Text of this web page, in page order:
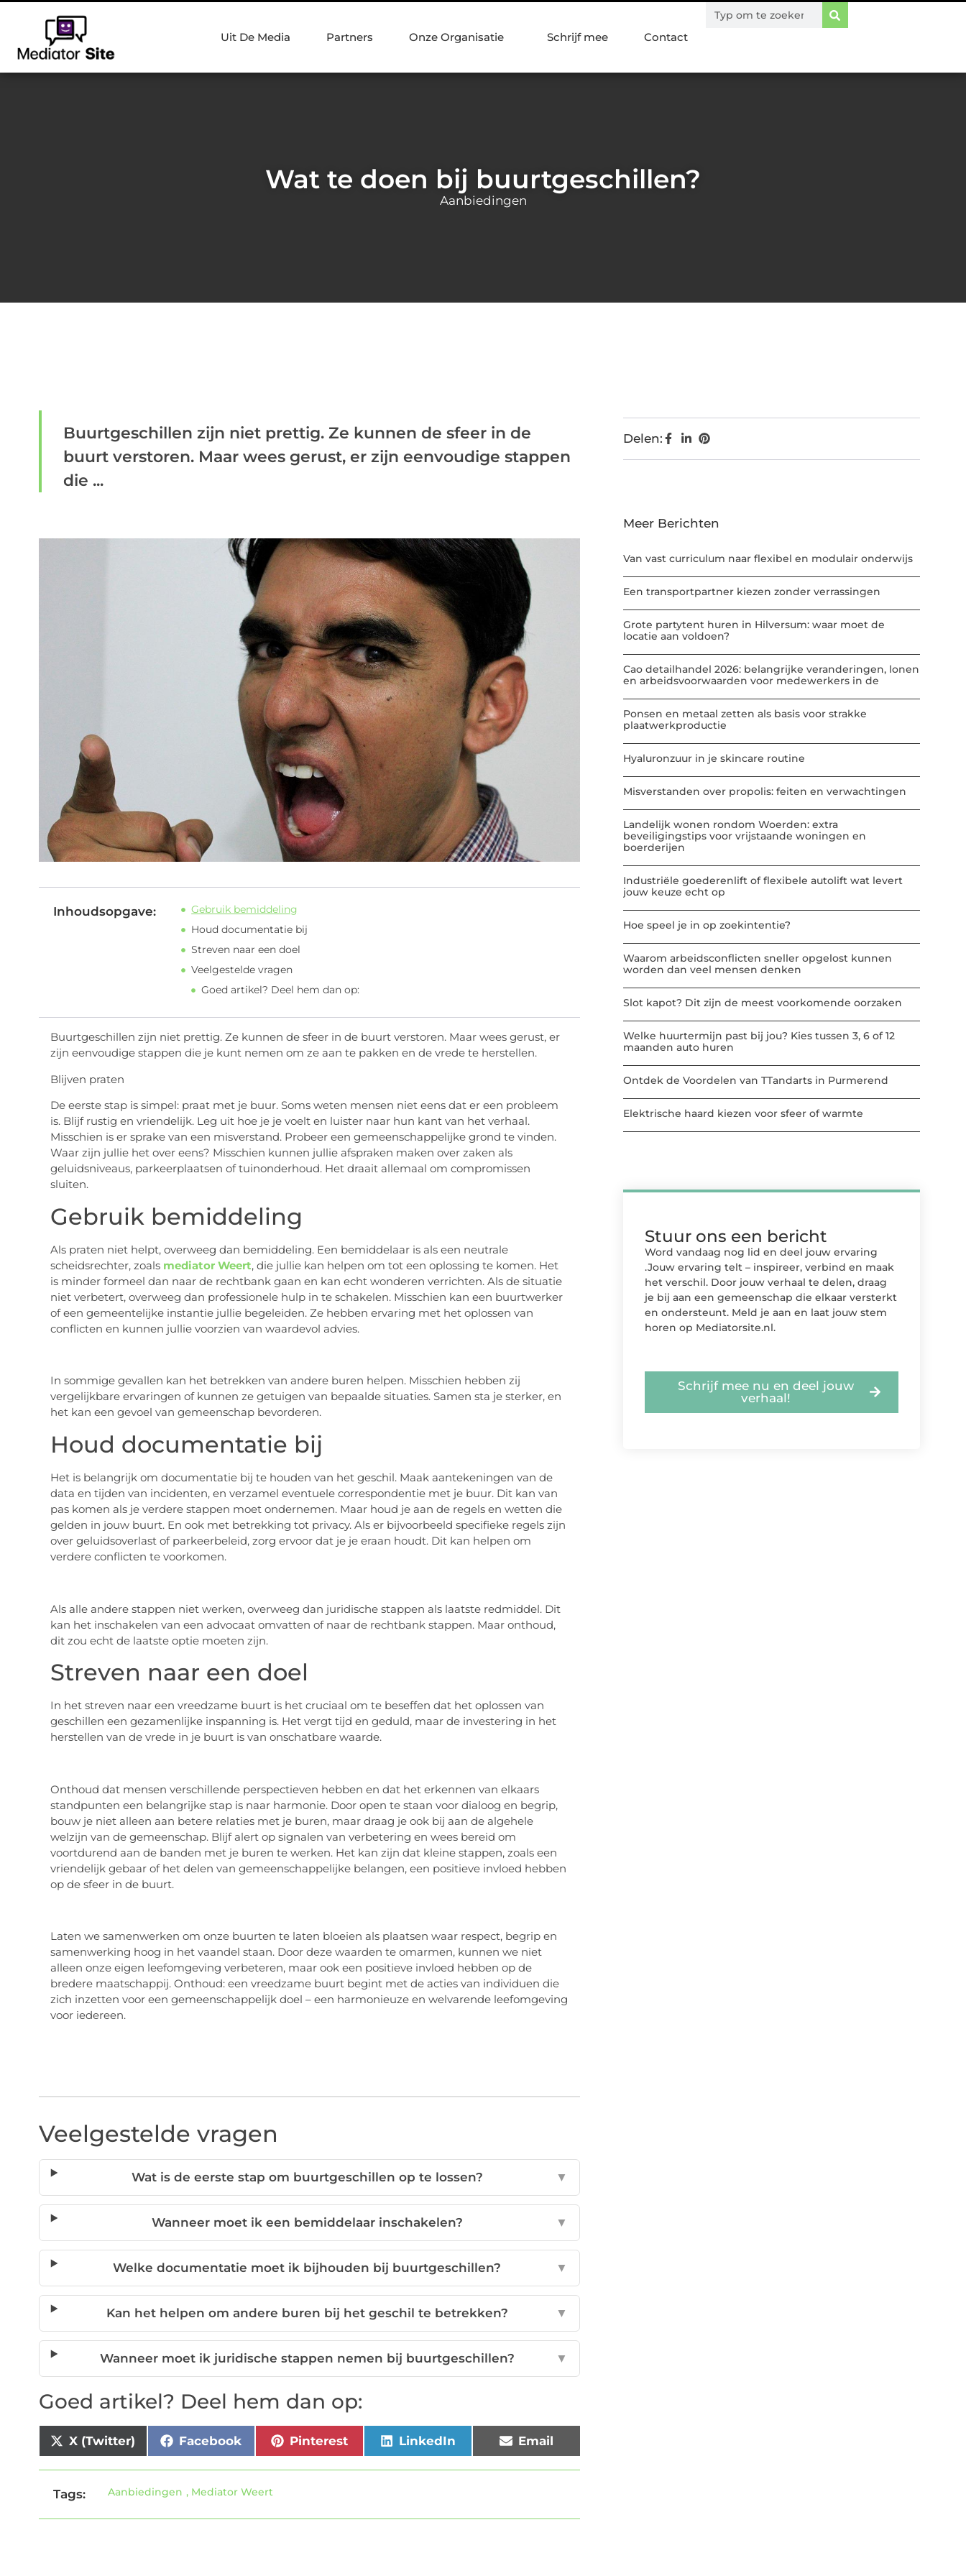
Uit De Media Partners Onze Organisatie Schrijf mee Contact
Wat te doen bij buurtgeschillen?
Aanbiedingen
Buurtgeschillen zijn niet prettig. Ze kunnen de sfeer in de
buurt verstoren. Maar wees gerust, er zijn eenvoudige stappen
die ...
Inhoudsopgave:
Gebruik bemiddeling
Houd documentatie bij
Streven naar een doel
Veelgestelde vragen
Goed artikel? Deel hem dan op:
Buurtgeschillen zijn niet prettig. Ze kunnen de sfeer in de buurt verstoren. Maar wees gerust, er
zijn eenvoudige stappen die je kunt nemen om ze aan te pakken en de vrede te herstellen.
Blijven praten
De eerste stap is simpel: praat met je buur. Soms weten mensen niet eens dat er een probleem
is. Blijf rustig en vriendelijk. Leg uit hoe je je voelt en luister naar hun kant van het verhaal.
Misschien is er sprake van een misverstand. Probeer een gemeenschappelijke grond te vinden.
Waar zijn jullie het over eens? Misschien kunnen jullie afspraken maken over zaken als
geluidsniveaus, parkeerplaatsen of tuinonderhoud. Het draait allemaal om compromissen
sluiten.
Gebruik bemiddeling
Als praten niet helpt, overweeg dan bemiddeling. Een bemiddelaar is als een neutrale
scheidsrechter, zoals mediator Weert, die jullie kan helpen om tot een oplossing te komen. Het
is minder formeel dan naar de rechtbank gaan en kan echt wonderen verrichten. Als de situatie
niet verbetert, overweeg dan professionele hulp in te schakelen. Misschien kan een buurtwerker
of een gemeentelijke instantie jullie begeleiden. Ze hebben ervaring met het oplossen van
conflicten en kunnen jullie voorzien van waardevol advies.
In sommige gevallen kan het betrekken van andere buren helpen. Misschien hebben zij
vergelijkbare ervaringen of kunnen ze getuigen van bepaalde situaties. Samen sta je sterker, en
het kan een gevoel van gemeenschap bevorderen.
Houd documentatie bij
Het is belangrijk om documentatie bij te houden van het geschil. Maak aantekeningen van de
data en tijden van incidenten, en verzamel eventuele correspondentie met je buur. Dit kan van
pas komen als je verdere stappen moet ondernemen. Maar houd je aan de regels en wetten die
gelden in jouw buurt. En ook met betrekking tot privacy. Als er bijvoorbeeld specifieke regels zijn
over geluidsoverlast of parkeerbeleid, zorg ervoor dat je je eraan houdt. Dit kan helpen om
verdere conflicten te voorkomen.
Als alle andere stappen niet werken, overweeg dan juridische stappen als laatste redmiddel. Dit
kan het inschakelen van een advocaat omvatten of naar de rechtbank stappen. Maar onthoud,
dit zou echt de laatste optie moeten zijn.
Streven naar een doel
In het streven naar een vreedzame buurt is het cruciaal om te beseffen dat het oplossen van
geschillen een gezamenlijke inspanning is. Het vergt tijd en geduld, maar de investering in het
herstellen van de vrede in je buurt is van onschatbare waarde.
Onthoud dat mensen verschillende perspectieven hebben en dat het erkennen van elkaars
standpunten een belangrijke stap is naar harmonie. Door open te staan voor dialoog en begrip,
bouw je niet alleen aan betere relaties met je buren, maar draag je ook bij aan de algehele
welzijn van de gemeenschap. Blijf alert op signalen van verbetering en wees bereid om
voortdurend aan de banden met je buren te werken. Het kan zijn dat kleine stappen, zoals een
vriendelijk gebaar of het delen van gemeenschappelijke belangen, een positieve invloed hebben
op de sfeer in de buurt.
Laten we samenwerken om onze buurten te laten bloeien als plaatsen waar respect, begrip en
samenwerking hoog in het vaandel staan. Door deze waarden te omarmen, kunnen we niet
alleen onze eigen leefomgeving verbeteren, maar ook een positieve invloed hebben op de
bredere maatschappij. Onthoud: een vreedzame buurt begint met de acties van individuen die
zich inzetten voor een gemeenschappelijk doel – een harmonieuze en welvarende leefomgeving
voor iedereen.
Veelgestelde vragen
Wat is de eerste stap om buurtgeschillen op te lossen? ▼
Wanneer moet ik een bemiddelaar inschakelen? ▼
Welke documentatie moet ik bijhouden bij buurtgeschillen? ▼
Kan het helpen om andere buren bij het geschil te betrekken? ▼
Wanneer moet ik juridische stappen nemen bij buurtgeschillen? ▼
Goed artikel? Deel hem dan op:
X (Twitter) Facebook Pinterest LinkedIn Email
Tags: Aanbiedingen , Mediator Weert
Delen:
Meer Berichten
Van vast curriculum naar flexibel en modulair onderwijs
Een transportpartner kiezen zonder verrassingen
Grote partytent huren in Hilversum: waar moet de
locatie aan voldoen?
Cao detailhandel 2026: belangrijke veranderingen, lonen
en arbeidsvoorwaarden voor medewerkers in de
Ponsen en metaal zetten als basis voor strakke
plaatwerkproductie
Hyaluronzuur in je skincare routine
Misverstanden over propolis: feiten en verwachtingen
Landelijk wonen rondom Woerden: extra
beveiligingstips voor vrijstaande woningen en
boerderijen
Industriële goederenlift of flexibele autolift wat levert
jouw keuze echt op
Hoe speel je in op zoekintentie?
Waarom arbeidsconflicten sneller opgelost kunnen
worden dan veel mensen denken
Slot kapot? Dit zijn de meest voorkomende oorzaken
Welke huurtermijn past bij jou? Kies tussen 3, 6 of 12
maanden auto huren
Ontdek de Voordelen van TTandarts in Purmerend
Elektrische haard kiezen voor sfeer of warmte
Stuur ons een bericht
Word vandaag nog lid en deel jouw ervaring
.Jouw ervaring telt – inspireer, verbind en maak
het verschil. Door jouw verhaal te delen, draag
je bij aan een gemeenschap die elkaar versterkt
en ondersteunt. Meld je aan en laat jouw stem
horen op Mediatorsite.nl.
Schrijf mee nu en deel jouw
verhaal!